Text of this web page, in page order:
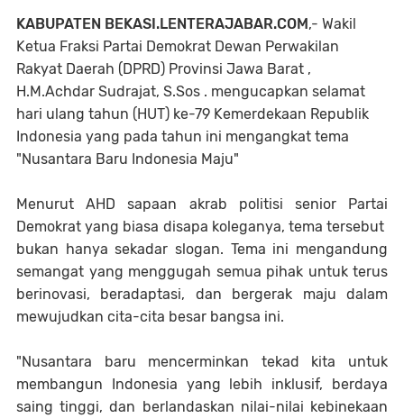
KABUPATEN BEKASI.LENTERAJABAR.COM,- Wakil
Ketua Fraksi Partai Demokrat Dewan Perwakilan
Rakyat Daerah (DPRD) Provinsi Jawa Barat ,
H.M.Achdar Sudrajat, S.Sos . mengucapkan selamat
hari ulang tahun (HUT) ke-79 Kemerdekaan Republik
Indonesia yang pada tahun ini mengangkat tema
"Nusantara Baru Indonesia Maju"
Menurut AHD sapaan akrab politisi senior Partai
Demokrat yang biasa disapa koleganya, tema tersebut
bukan hanya sekadar slogan. Tema ini mengandung
semangat yang menggugah semua pihak untuk terus
berinovasi, beradaptasi, dan bergerak maju dalam
mewujudkan cita-cita besar bangsa ini.
"Nusantara baru mencerminkan tekad kita untuk
membangun Indonesia yang lebih inklusif, berdaya
saing tinggi, dan berlandaskan nilai-nilai kebinekaan